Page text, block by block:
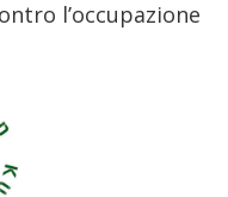
l’occupazione